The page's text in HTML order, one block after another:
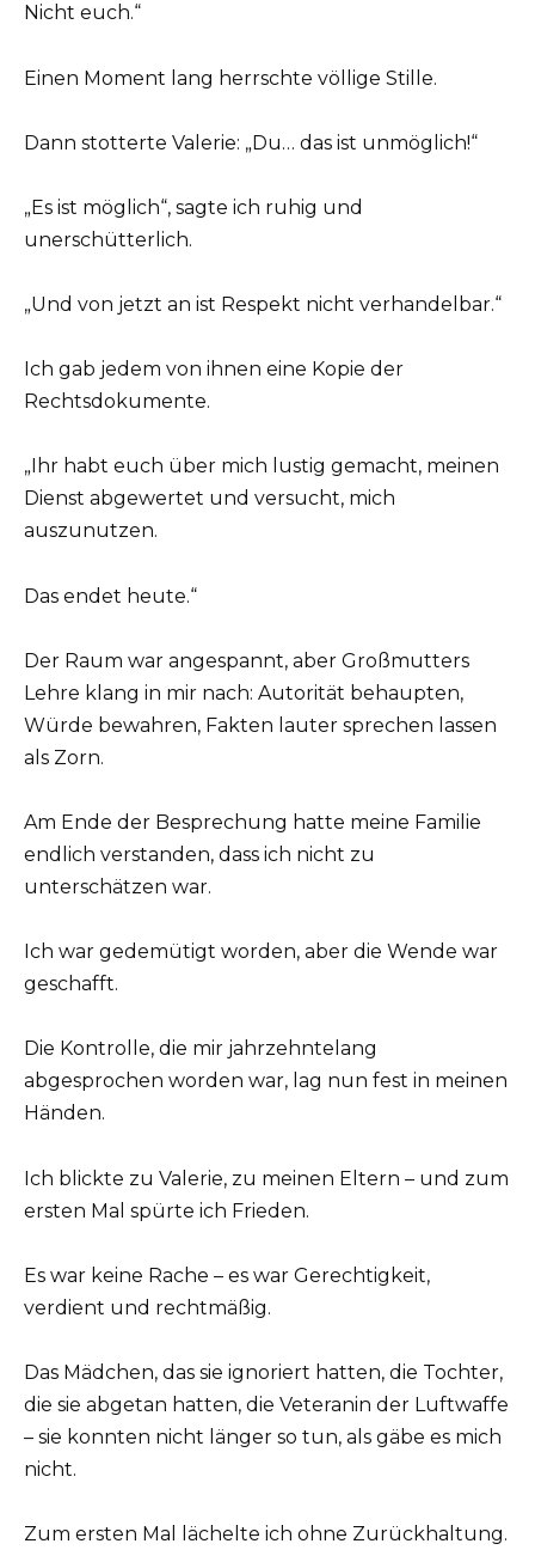
Nicht euch.“
Einen Moment lang herrschte völlige Stille.
Dann stotterte Valerie: „Du… das ist unmöglich!“
„Es ist möglich“, sagte ich ruhig und
unerschütterlich.
„Und von jetzt an ist Respekt nicht verhandelbar.“
Ich gab jedem von ihnen eine Kopie der
Rechtsdokumente.
„Ihr habt euch über mich lustig gemacht, meinen
Dienst abgewertet und versucht, mich
auszunutzen.
Das endet heute.“
Der Raum war angespannt, aber Großmutters
Lehre klang in mir nach: Autorität behaupten,
Würde bewahren, Fakten lauter sprechen lassen
als Zorn.
Am Ende der Besprechung hatte meine Familie
endlich verstanden, dass ich nicht zu
unterschätzen war.
Ich war gedemütigt worden, aber die Wende war
geschafft.
Die Kontrolle, die mir jahrzehntelang
abgesprochen worden war, lag nun fest in meinen
Händen.
Ich blickte zu Valerie, zu meinen Eltern – und zum
ersten Mal spürte ich Frieden.
Es war keine Rache – es war Gerechtigkeit,
verdient und rechtmäßig.
Das Mädchen, das sie ignoriert hatten, die Tochter,
die sie abgetan hatten, die Veteranin der Luftwaffe
– sie konnten nicht länger so tun, als gäbe es mich
nicht.
Zum ersten Mal lächelte ich ohne Zurückhaltung.